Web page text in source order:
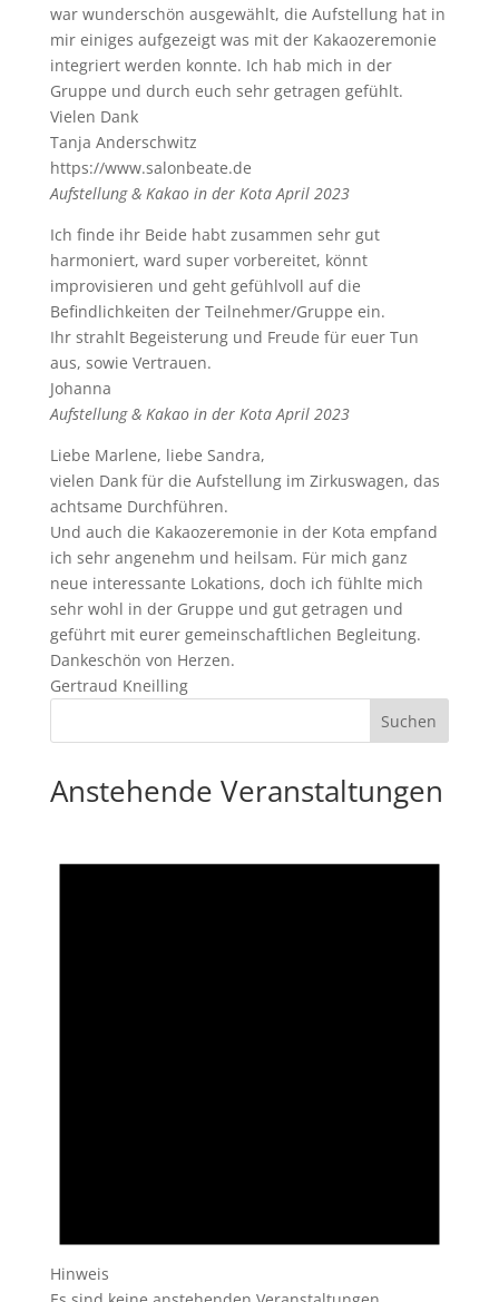
war wunderschön ausgewählt, die Aufstellung hat in
mir einiges aufgezeigt was mit der Kakaozeremonie
integriert werden konnte. Ich hab mich in der
Gruppe und durch euch sehr getragen gefühlt.
Vielen Dank
Tanja Anderschwitz
https://www.salonbeate.de
Aufstellung & Kakao in der Kota April 2023
Ich finde ihr Beide habt zusammen sehr gut
harmoniert, ward super vorbereitet, könnt
improvisieren und geht gefühlvoll auf die
Befindlichkeiten der Teilnehmer/Gruppe ein.
Ihr strahlt Begeisterung und Freude für euer Tun
aus, sowie Vertrauen.
Johanna
Aufstellung & Kakao in der Kota April 2023
Liebe Marlene, liebe Sandra,
vielen Dank für die Aufstellung im Zirkuswagen, das
achtsame Durchführen.
Und auch die Kakaozeremonie in der Kota empfand
ich sehr angenehm und heilsam. Für mich ganz
neue interessante Lokations, doch ich fühlte mich
sehr wohl in der Gruppe und gut getragen und
geführt mit eurer gemeinschaftlichen Begleitung.
Dankeschön von Herzen.
Gertraud Kneilling
Suchen
Anstehende Veranstaltungen
Hinweis